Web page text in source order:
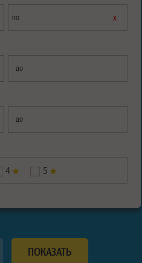
по х
до
до
4 5